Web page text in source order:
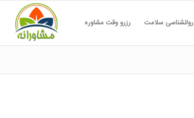
روانشناسی سلامت رزرو وقت مشاوره